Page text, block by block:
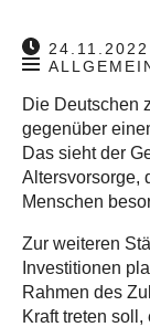
24.11.2022
Die Deutschen
gegenüber
Das sieht der
Altersvorsorge,
Menschen
Zur weiteren
Investitionen
Rahmen des
Kraft treten